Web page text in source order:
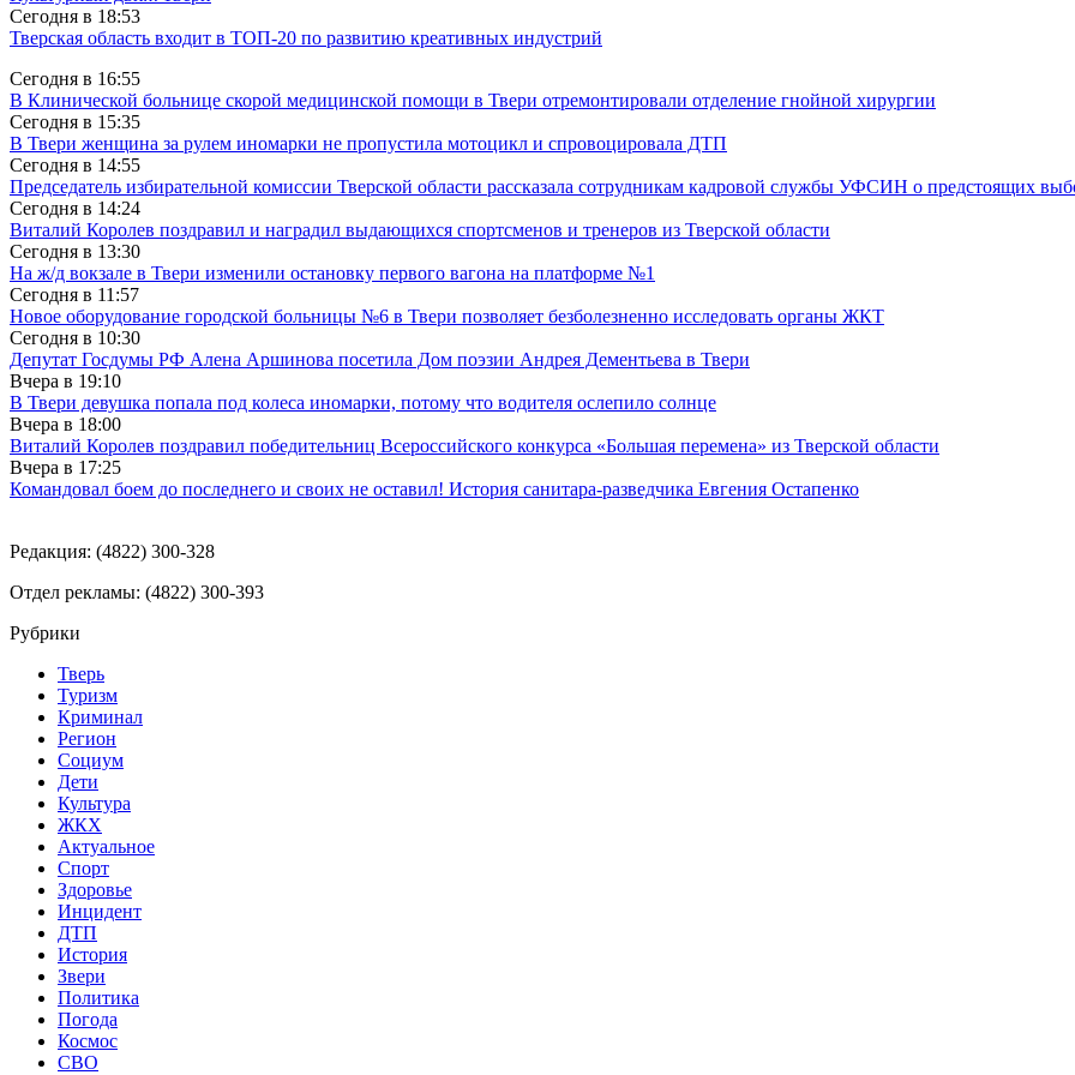
Сегодня в 18:53
Тверская область входит в ТОП-20 по развитию креативных индустрий
Сегодня в 16:55
В Клинической больнице скорой медицинской помощи в Твери отремонтировали отделение гнойной хирургии
Сегодня в 15:35
В Твери женщина за рулем иномарки не пропустила мотоцикл и спровоцировала ДТП
Сегодня в 14:55
Председатель избирательной комиссии Тверской области рассказала сотрудникам кадровой службы УФСИН о предстоящих
Сегодня в 14:24
Виталий Королев поздравил и наградил выдающихся спортсменов и тренеров из Тверской области
Сегодня в 13:30
На ж/д вокзале в Твери изменили остановку первого вагона на платформе №1
Сегодня в 11:57
Новое оборудование городской больницы №6 в Твери позволяет безболезненно исследовать органы ЖКТ
Сегодня в 10:30
Депутат Госдумы РФ Алена Аршинова посетила Дом поэзии Андрея Дементьева в Твери
Вчера в 19:10
В Твери девушка попала под колеса иномарки, потому что водителя ослепило солнце
Вчера в 18:00
Виталий Королев поздравил победительниц Всероссийского конкурса «Большая перемена» из Тверской области
Вчера в 17:25
Командовал боем до последнего и своих не оставил! История санитара-разведчика Евгения Остапенко
Редакция: (4822) 300-328
Отдел рекламы: (4822) 300-393
Рубрики
Тверь
Туризм
Криминал
Регион
Социум
Дети
Культура
ЖКХ
Актуальное
Спорт
Здоровье
Инцидент
ДТП
История
Звери
Политика
Погода
Космос
СВО